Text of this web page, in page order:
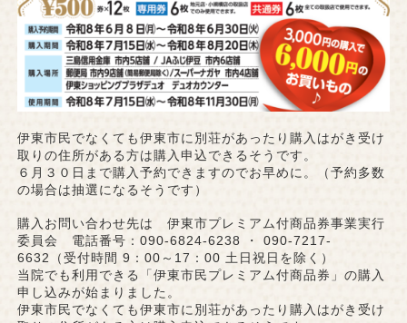
伊東市民でなくても伊東市に別荘があったり購入はがき受け
取りの住所がある方は購入申込できるそうです。
６月３０日まで購入予約できますのでお早めに。（予約多数
の場合は抽選になるそうです）
購入お問い合わせ先は 伊東市プレミアム付商品券事業実行
委員会 電話番号：090-6824-6238 ・ 090-7217-
6632（受付時間 9：00～17：00 土日祝日を除く）
当院でも利用できる「伊東市民プレミアム付商品券」の購入
申し込みが始まりました。
伊東市民でなくても伊東市に別荘があったり購入はがき受け